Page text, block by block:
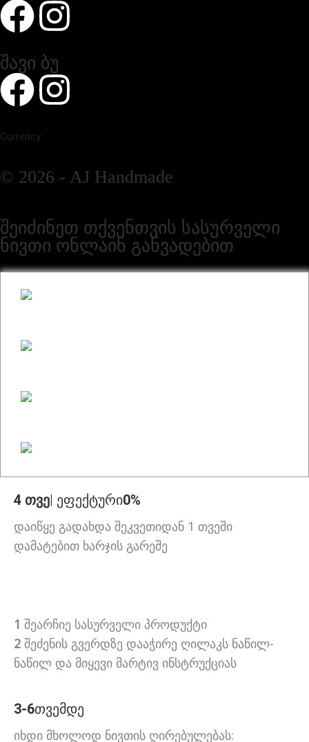
შავი ბუ
Currency
© 2026 - AJ Handmade
შეიძინეთ თქვენთვის სასურველი
ნივთი ონლაინ განვადებით
4 თვე| ეფექტური0%
დაიწყე გადახდა შეკვეთიდან 1 თვეში
დამატებით ხარჯის გარეშე
1 შეარჩიე სასურველი პროდუქტი
2 შეძენის გვერდზე დააჭირე ღილაკს ნაწილ-
ნაწილ და მიყევი მარტივ ინსტრუქციას
3-6თვემდე
იხდი მხოლოდ ნივთის ღირებულებას: